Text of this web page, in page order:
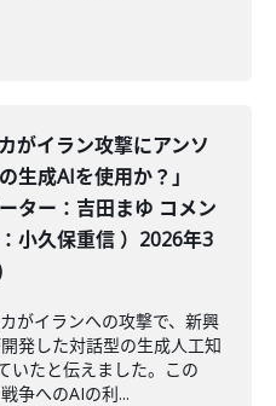
カがイラン攻撃にアンソ
生成AIを使用か？」
ーター：吉田まゆ コメン
小久保重信 ）2026年3
がイランへの攻撃で、新興
発した対話型の生成人工知
いたと伝えました。この
争へのAIの利...